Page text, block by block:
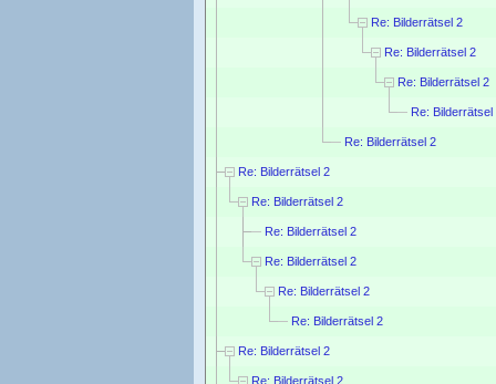
Re: Bilderrätsel 2
Re: Bilderrätsel 2
Re: Bilderrätsel 2
Re: Bilderrätsel
Re: Bilderrätsel 2
Re: Bilderrätsel 2
Re: Bilderrätsel 2
Re: Bilderrätsel 2
Re: Bilderrätsel 2
Re: Bilderrätsel 2
Re: Bilderrätsel 2
Re: Bilderrätsel 2
Re: Bilderrätsel 2